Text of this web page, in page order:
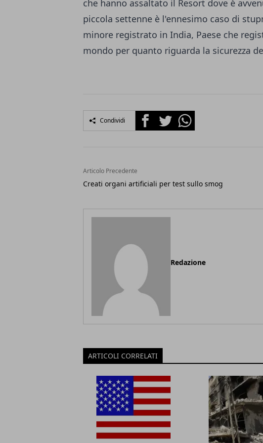
che hanno assaltato il Resort dove è
piccola settenne è l'ennesimo caso di
minore registrato in India, Paese che
mondo per quanto riguarda la sicurezza
Condividi FacebookTwitterWhatsapp
Articolo Precedente
Creati organi artificiali per test sullo smog
Redazione
ARTICOLI CORRELATI